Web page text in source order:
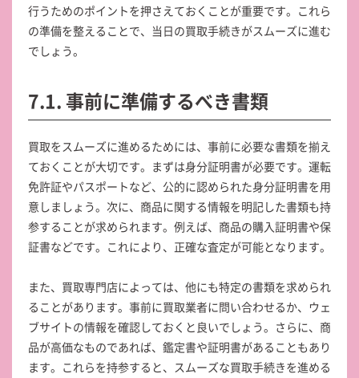
行うためのポイントを押さえておくことが重要です。これら
の準備を整えることで、当日の買取手続きがスムーズに進む
でしょう。
7.1. 事前に準備するべき書類
買取をスムーズに進めるためには、事前に必要な書類を揃え
ておくことが大切です。まずは身分証明書が必要です。運転
免許証やパスポートなど、公的に認められた身分証明書を用
意しましょう。次に、商品に関する情報を明記した書類も持
参することが求められます。例えば、商品の購入証明書や保
証書などです。これにより、正確な査定が可能となります。
また、買取専門店によっては、他にも特定の書類を求められ
ることがあります。事前に買取業者に問い合わせるか、ウェ
ブサイトの情報を確認しておくと良いでしょう。さらに、商
品が高価なものであれば、鑑定書や証明書があることもあり
ます。これらを持参すると、スムーズな買取手続きを進める